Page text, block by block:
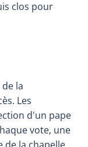
clos pour
la
Les
d'un pape
vote, une
de la chapelle